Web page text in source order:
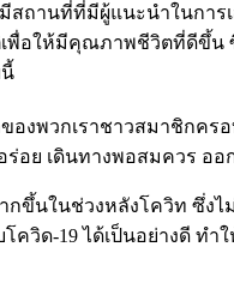
ถานที่ที่มีผู้แนะนำในการ
ให้มีคุณภาพชีวิตที่ดีขึ้น ซึ่ง
ของพวกเราชาวสมาชิกค
ร่อย เดินทางพอสมควร
กขึ้นในช่วงหลังโควิท ซึ่ง
ควิด-19 ได้เป็นอย่างดี ท